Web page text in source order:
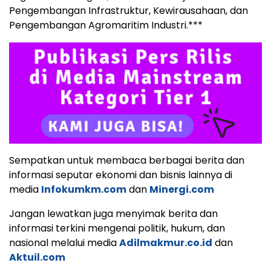
Pengembangan Infrastruktur, Kewirausahaan, dan
Pengembangan Agromaritim Industri.***
Sempatkan untuk membaca berbagai berita dan
informasi seputar ekonomi dan bisnis lainnya di
media Infokumkm.comdan Minergi.com
Jangan lewatkan juga menyimak berita dan
informasi terkini mengenai politik, hukum, dan
nasional melalui mediaAdilmakmur.co.id dan
Aktuil.com